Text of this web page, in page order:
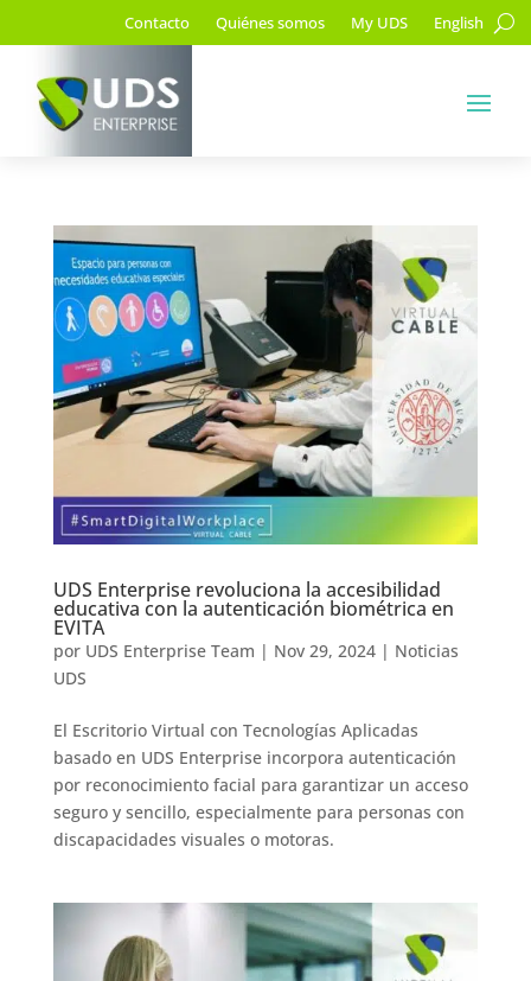
Contacto Quiénes somos My UDS English
UDS Enterprise revoluciona la accesibilidad
educativa con la autenticación biométrica en
EVITA
por UDS Enterprise Team | Nov 29, 2024| Noticias
UDS
El Escritorio Virtual con Tecnologías Aplicadas
basado en UDS Enterprise incorpora autenticación
por reconocimiento facial para garantizar un acceso
seguro y sencillo, especialmente para personas con
discapacidades visuales o motoras.